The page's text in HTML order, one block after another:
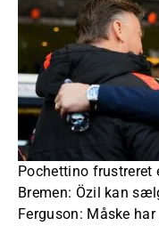
Pochettino frustreret
Bremen: Özil kan
Ferguson: Måske